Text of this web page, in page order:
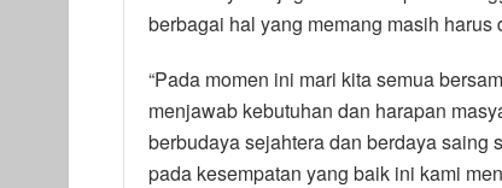
berbagai hal yang memang masih harus
“Pada momen ini mari kita semua
menjawab kebutuhan dan harapan
berbudaya sejahtera dan berdaya saing
pada kesempatan yang baik ini kami